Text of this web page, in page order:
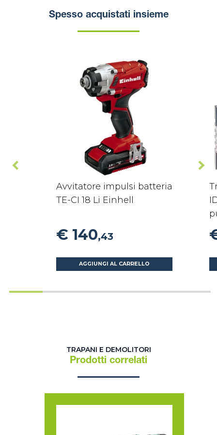
Spesso acquistati insieme
Avvitatore impulsi batteria
TE-CI 18 Li Einhell
€ 140,43
AGGIUNGI AL CARRELLO
TRAPANI E DEMOLITORI
Prodotti correlati